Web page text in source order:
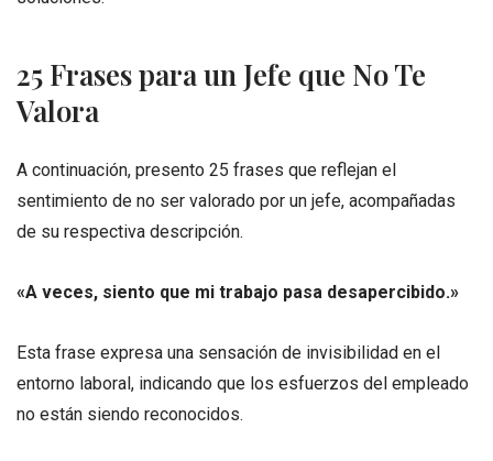
25 Frases para un Jefe que No Te
Valora
A continuación, presento 25 frases que reflejan el
sentimiento de no ser valorado por un jefe, acompañadas
de su respectiva descripción.
«A veces, siento que mi trabajo pasa desapercibido.»
Esta frase expresa una sensación de invisibilidad en el
entorno laboral, indicando que los esfuerzos del empleado
no están siendo reconocidos.